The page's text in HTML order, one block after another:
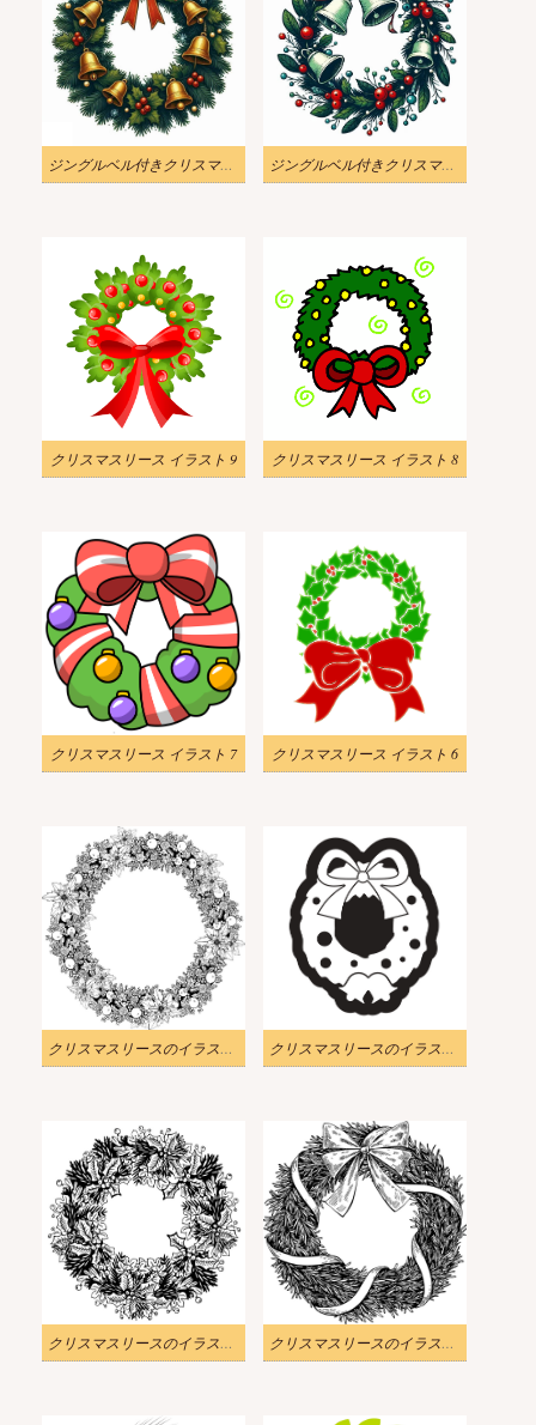
ジングルベル付きクリスマスリースのイラスト ジングルベル付きクリスマスリースのイラスト画像
クリスマスリース イラスト 9 クリスマスリース イラスト 8
クリスマスリース イラスト 7 クリスマスリース イラスト 6
クリスマスリースのイラスト 白黒 5 クリスマスリースのイラスト 白黒 4
クリスマスリースのイラスト 白黒 3 クリスマスリースのイラスト 白黒 2